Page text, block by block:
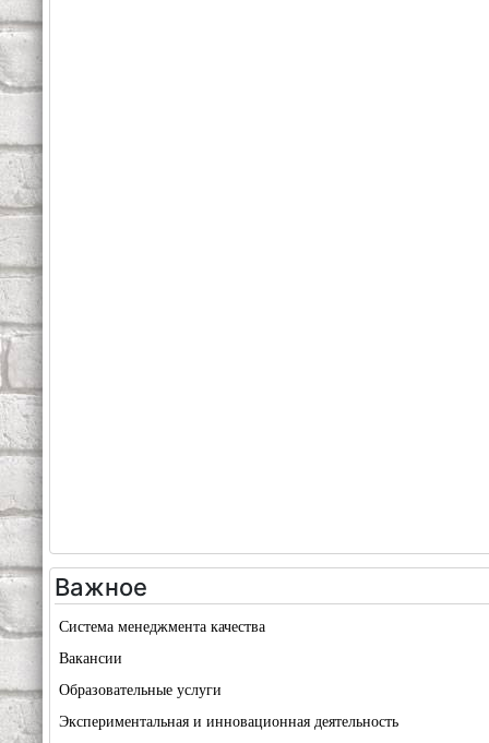
Важное
Система менеджмента качества
Вакансии
Образовательные услуги
Экспериментальная и инновационная деятельность